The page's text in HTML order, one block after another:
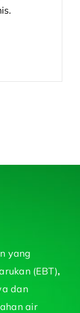
yang
(EBT),
dan
air